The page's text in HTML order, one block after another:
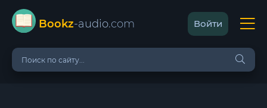
Bookz-audio.com Войти